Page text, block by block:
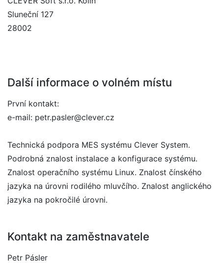
Sluneční 127
28002
Další informace o volném místu
První kontakt:
e-mail: petr.pasler@clever.cz
Technická podpora MES systému Clever System.
Podrobná znalost instalace a konfigurace systému.
Znalost operačního systému Linux. Znalost čínského
jazyka na úrovni rodilého mluvčího. Znalost anglického
jazyka na pokročilé úrovni.
Kontakt na zaměstnavatele
Petr Pásler